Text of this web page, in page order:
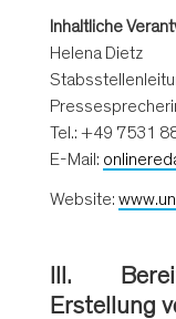
Inhaltliche
Helena Dietz
Tel.: +49 7531
E-Mail:
Website:
III.
Erstellung